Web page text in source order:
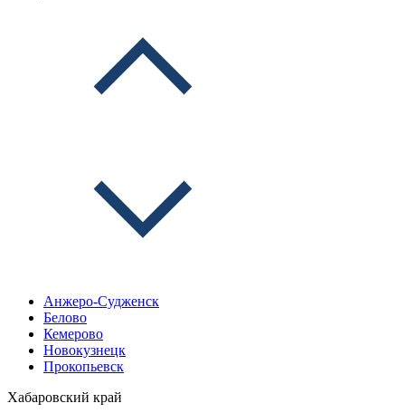
Анжеро-Судженск
Белово
Кемерово
Новокузнецк
Прокопьевск
Хабаровский край